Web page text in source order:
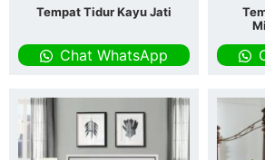
Tempat Tidur Kayu Jati
Chat WhatsApp